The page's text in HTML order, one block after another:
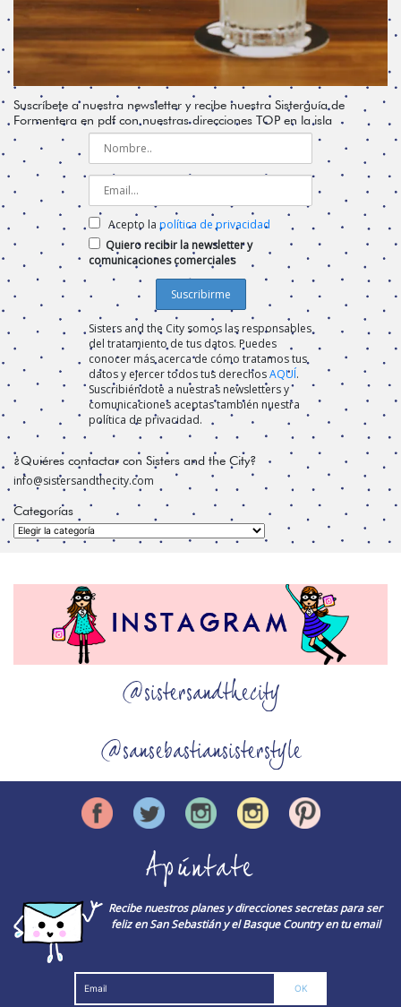
Suscríbete a nuestra newsletter y recibe nuestra Sisterguía de
Formentera en pdf con nuestras direcciones TOP en la isla
Acepto la política de privacidad
Quiero recibir la newsletter y
comunicaciones comerciales
Sisters and the City somos las responsables
del tratamiento de tus datos. Puedes
conocer más acerca de cómo tratamos tus
datos y ejercer todos tus derechosAQUÍ.
Suscribiéndote a nuestras newsletters y
comunicaciones aceptas también nuestra
política de privacidad.
¿Quiéres contactar con Sisters and the City?
info@sistersandthecity.com
Categorías
Categorías
@sistersandthecity
@sansebastiansisterstyle
Apúntate
Recibe nuestros planes y direcciones secretas para ser
feliz en San Sebastián y el Basque Country en tu email